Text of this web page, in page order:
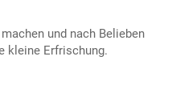
und nach Belieben
kleine Erfrischung.